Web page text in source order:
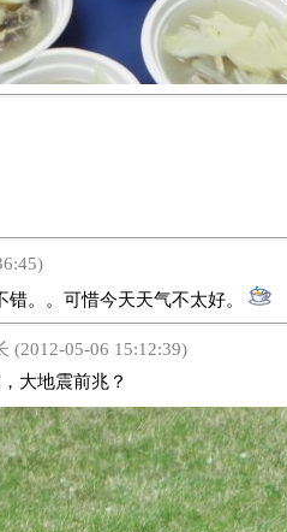
。。可惜今天天气不太好。
(2012-05-06 15:12:39)
大地震前兆？